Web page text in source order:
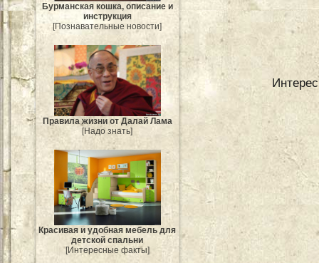
Бурманская кошка, описание и
инструкция
[Познавательные новости]
Правила жизни от Далай Лама
[Надо знать]
Красивая и удобная мебель для
детской спальни
[Интересные факты]